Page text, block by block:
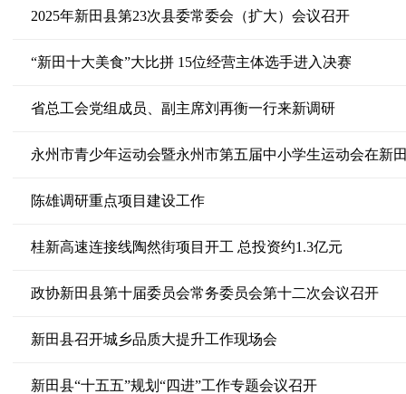
2025年新田县第23次县委常委会（扩大）会议召开
“新田十大美食”大比拼 15位经营主体选手进入决赛
省总工会党组成员、副主席刘再衡一行来新调研
永州市青少年运动会暨永州市第五届中小学生运动会在新
陈雄调研重点项目建设工作
桂新高速连接线陶然街项目开工 总投资约1.3亿元
政协新田县第十届委员会常务委员会第十二次会议召开
新田县召开城乡品质大提升工作现场会
新田县“十五五”规划“四进”工作专题会议召开